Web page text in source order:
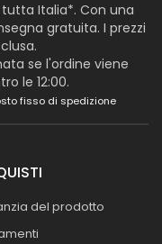
Italia*. Con una
gratuita. I prezzi
se l'ordine viene
le 12:00.
fisso di spedizione
del prodotto